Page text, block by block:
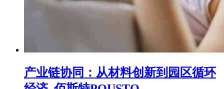
产业链协同：从材料创新到园区循环